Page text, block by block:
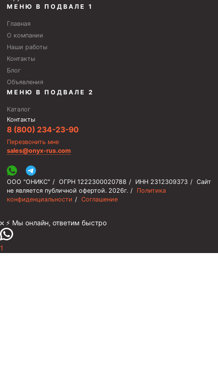
МЕНЮ В ПОДВАЛЕ 1
Главная
О компании
Наши работы
Контакты
Блог
Объявления
МЕНЮ В ПОДВАЛЕ 2
Каталог
Контакты
8 (800) 234-23-90
Перезвонить мне
sales@onyx-rus.com
ООО "ОНИКС" / ОГРН 1222300020788 / ИНН 2312309373 / Сайт
не является публичной офертой. 2026г. /
Политика
конфиденциальности / Соглашение
⚡️ Мы онлайн, ответим быстро
1